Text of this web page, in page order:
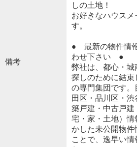
備考
しの土地！
お好きなハウスメ
す。
● 最新の物件情
わせ下さい ●
弊社は、都心・
探しのために結
の専門集団です
田区・品川区・
築戸建・中古戸
宅・家・土地）
かした未公開物件
ことで、逸早い